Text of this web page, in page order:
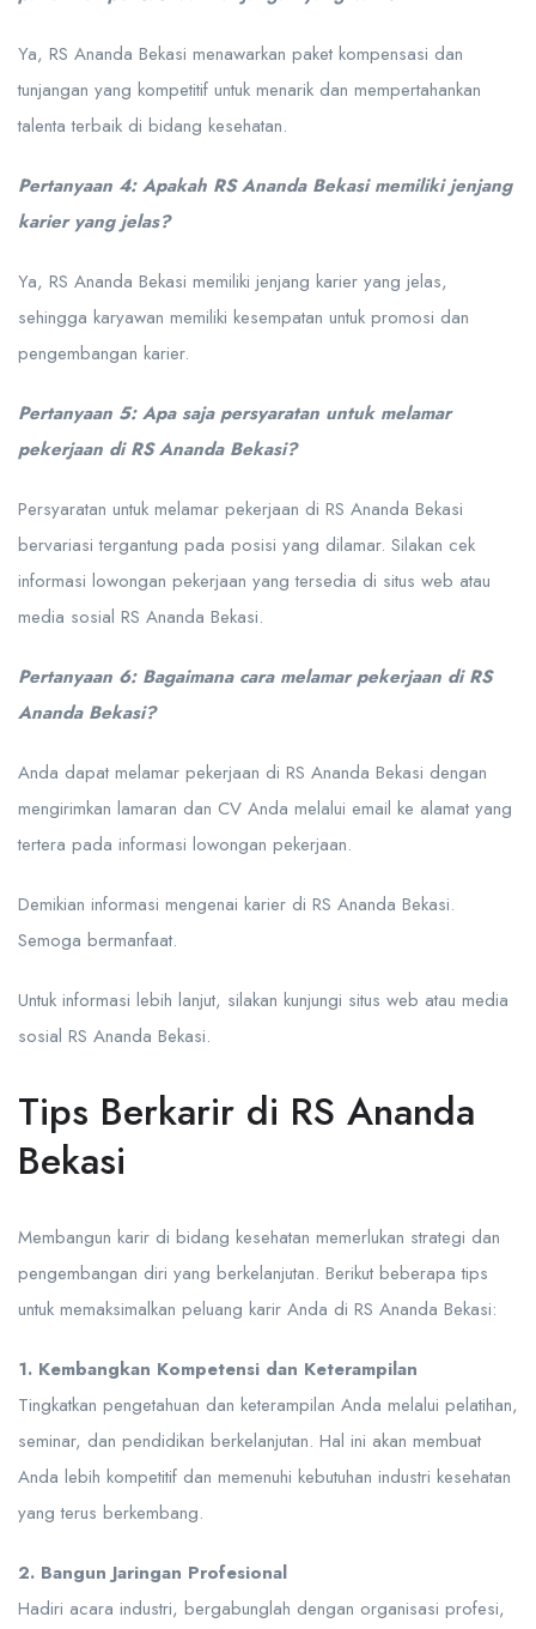
Ya, RS Ananda Bekasi menawarkan paket kompensasi dan
tunjangan yang kompetitif untuk menarik dan mempertahankan
talenta terbaik di bidang kesehatan.
Pertanyaan 4: Apakah RS Ananda Bekasi memiliki jenjang
karier yang jelas?
Ya, RS Ananda Bekasi memiliki jenjang karier yang jelas,
sehingga karyawan memiliki kesempatan untuk promosi dan
pengembangan karier.
Pertanyaan 5: Apa saja persyaratan untuk melamar
pekerjaan di RS Ananda Bekasi?
Persyaratan untuk melamar pekerjaan di RS Ananda Bekasi
bervariasi tergantung pada posisi yang dilamar. Silakan cek
informasi lowongan pekerjaan yang tersedia di situs web atau
media sosial RS Ananda Bekasi.
Pertanyaan 6: Bagaimana cara melamar pekerjaan di RS
Ananda Bekasi?
Anda dapat melamar pekerjaan di RS Ananda Bekasi dengan
mengirimkan lamaran dan CV Anda melalui email ke alamat yang
tertera pada informasi lowongan pekerjaan.
Demikian informasi mengenai karier di RS Ananda Bekasi.
Semoga bermanfaat.
Untuk informasi lebih lanjut, silakan kunjungi situs web atau media
sosial RS Ananda Bekasi.
Tips Berkarir di RS Ananda
Bekasi
Membangun karir di bidang kesehatan memerlukan strategi dan
pengembangan diri yang berkelanjutan. Berikut beberapa tips
untuk memaksimalkan peluang karir Anda di RS Ananda Bekasi:
1. Kembangkan Kompetensi dan Keterampilan
Tingkatkan pengetahuan dan keterampilan Anda melalui pelatihan,
seminar, dan pendidikan berkelanjutan. Hal ini akan membuat
Anda lebih kompetitif dan memenuhi kebutuhan industri kesehatan
yang terus berkembang.
2. Bangun Jaringan Profesional
Hadiri acara industri, bergabunglah dengan organisasi profesi,